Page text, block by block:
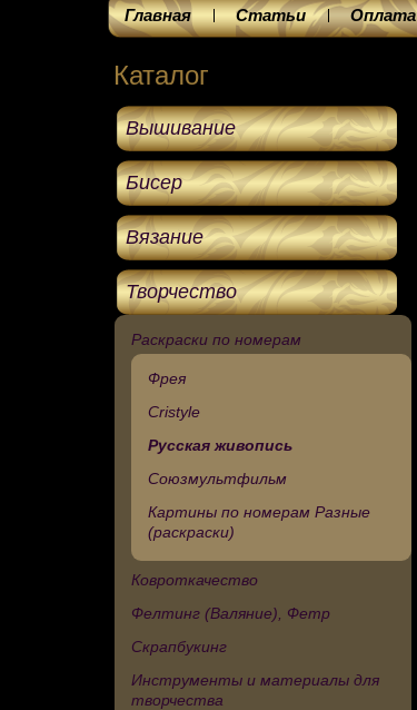
Главная Статьи Оплата
Каталог
Вышивание
Бисер
Вязание
Творчество
Раскраски по номерам
Фрея
Cristyle
Русская живопись
Союзмультфильм
Картины по номерам Разные
(раскраски)
Ковроткачество
Фелтинг (Валяние), Фетр
Скрапбукинг
Инструменты и материалы для
творчества